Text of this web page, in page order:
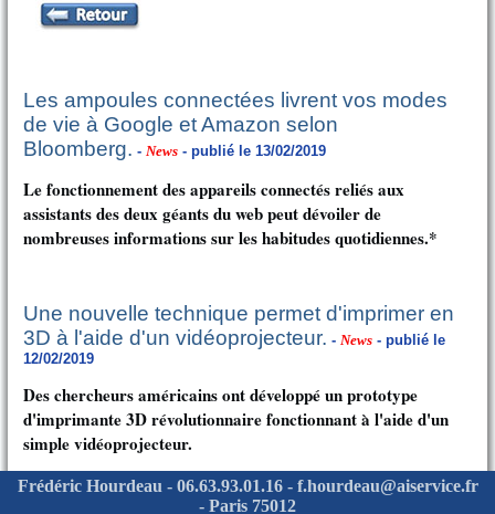
Les ampoules connectées livrent vos modes
de vie à Google et Amazon selon
Bloomberg. - News - publié le 13/02/2019
Le fonctionnement des appareils connectés reliés aux
assistants des deux géants du web peut dévoiler de
nombreuses informations sur les habitudes quotidiennes.*
Une nouvelle technique permet d'imprimer en
3D à l'aide d'un vidéoprojecteur. - News - publié le
12/02/2019
Des chercheurs américains ont développé un prototype
d'imprimante 3D révolutionnaire fonctionnant à l'aide d'un
simple vidéoprojecteur.
Frédéric Hourdeau - 06.63.93.01.16 - f.hourdeau@aiservice.fr
- Paris 75012